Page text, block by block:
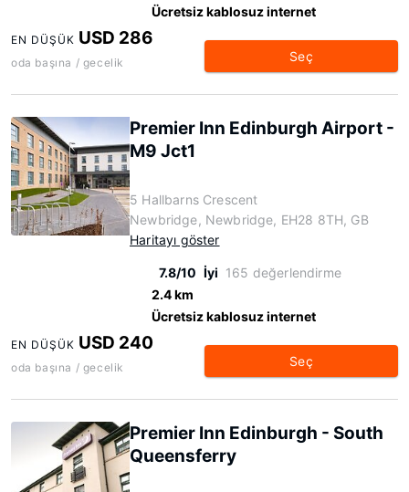
Ücretsiz kablosuz internet
EN DÜŞÜK USD 286
oda başına / gecelik Seç
Premier Inn Edinburgh Airport -
M9 Jct1
5 Hallbarns Crescent
Newbridge, Newbridge, EH28 8TH, GB
Haritayı göster
7.8/10 İyi 165 değerlendirme
2.4 km
Ücretsiz kablosuz internet
EN DÜŞÜK USD 240
oda başına / gecelik Seç
Premier Inn Edinburgh - South
Queensferry